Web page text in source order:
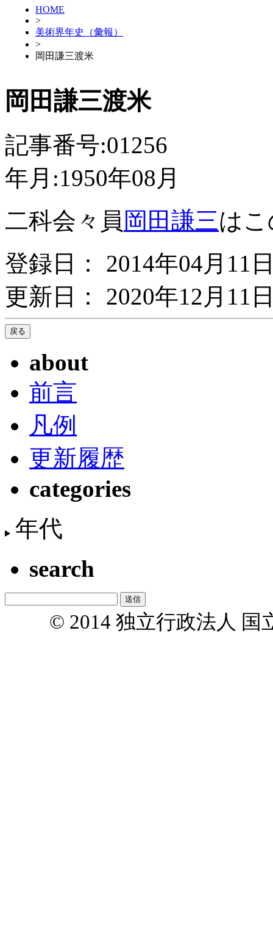
HOME
>
美術界年史（彙報）
>
岡田謙三渡米
岡田謙三渡米
記事番号:01256
年月:1950年08月
二科会々員 岡田謙三は
登録日： 2014年04月11
更新日： 2020年12月11
about
前言
凡例
更新履歴
categories
年代
search
© 2014 独立行政法人 国